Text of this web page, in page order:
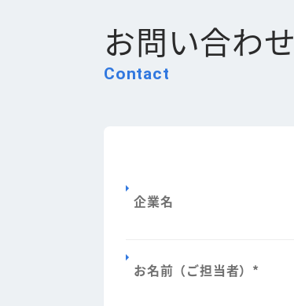
Contact
お問い合わせ
企業名
お名前（ご担当者） *